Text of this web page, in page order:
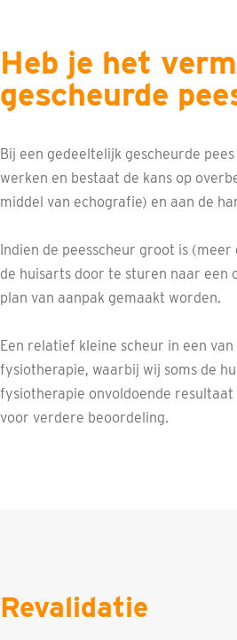
Heb je het
gescheurde
Bij een gedeeltelijk gescheurde
werken en bestaat de kans op
middel van echografie) en aan de
Indien de peesscheur groot is
de huisarts door te sturen naar een
plan van aanpak gemaakt worden.
Een relatief kleine scheur in een
fysiotherapie, waarbij wij soms de
fysiotherapie onvoldoende
voor verdere beoordeling.
Revalidatie